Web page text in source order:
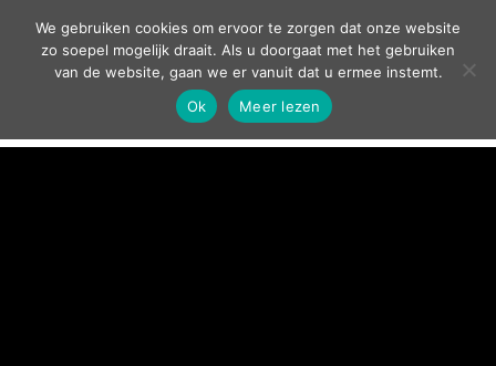
contact
We gebruiken cookies om ervoor te zorgen dat onze website
zo soepel mogelijk draait. Als u doorgaat met het gebruiken
van de website, gaan we er vanuit dat u ermee instemt.
Ok
Meer lezen